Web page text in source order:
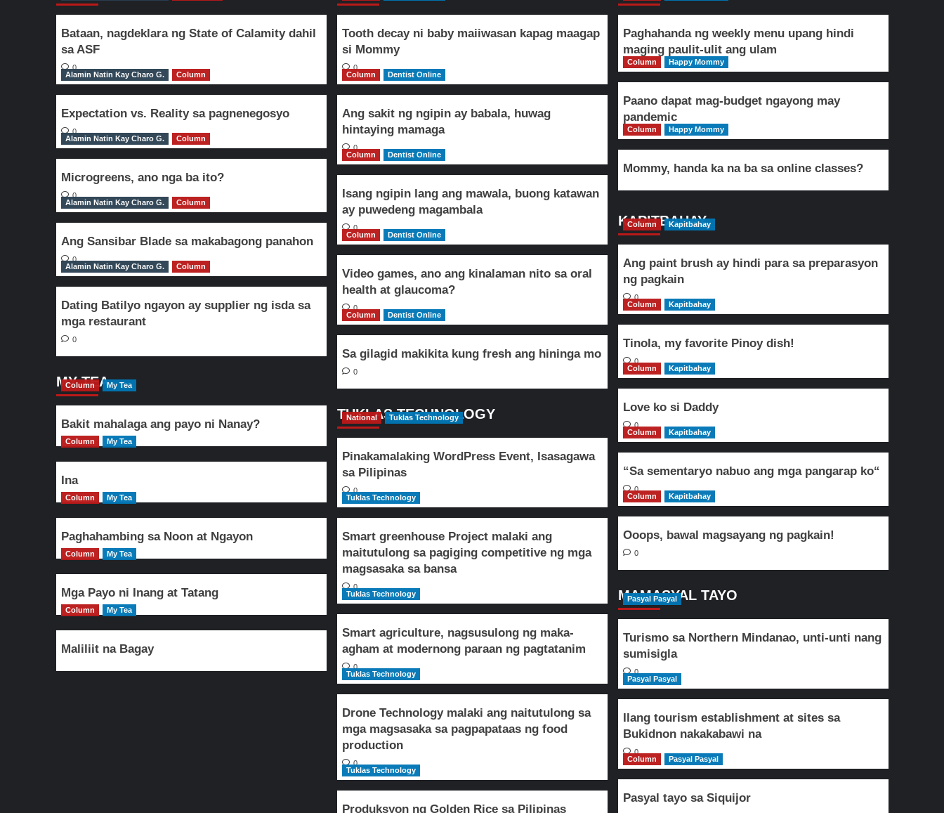
Bataan, nagdeklara ng State of Calamity dahil
sa ASF
0
Alamin Natin Kay Charo G.
Column
Expectation vs. Reality sa pagnenegosyo
0
Alamin Natin Kay Charo G.
Column
Microgreens, ano nga ba ito?
0
Alamin Natin Kay Charo G.
Column
Ang Sansibar Blade sa makabagong panahon
0
Alamin Natin Kay Charo G.
Column
Dating Batilyo ngayon ay supplier ng isda sa
mga restaurant
0
MY TEA
Column My Tea
Bakit mahalaga ang payo ni Nanay?
Column My Tea
Ina
Column My Tea
Paghahambing sa Noon at Ngayon
Column My Tea
Mga Payo ni Inang at Tatang
Column My Tea
Maliliit na Bagay
Tooth decay ni baby maiiwasan kapag maagap
si Mommy
0
Column
Dentist Online
Ang sakit ng ngipin ay babala, huwag
hintaying mamaga
0
Column
Dentist Online
Isang ngipin lang ang mawala, buong katawan
ay puwedeng magambala
0
Column
Dentist Online
Video games, ano ang kinalaman nito sa oral
health at glaucoma?
0
Column
Dentist Online
Sa gilagid makikita kung fresh ang hininga mo
0
TUKLAS TECHNOLOGY
National Tuklas Technology
Pinakamalaking WordPress Event, Isasagawa
sa Pilipinas
0
Tuklas Technology
Smart greenhouse Project malaki ang
maitutulong sa pagiging competitive ng mga
magsasaka sa bansa
0
Tuklas Technology
Smart agriculture, nagsusulong ng maka-
agham at modernong paraan ng pagtatanim
0
Tuklas Technology
Drone Technology malaki ang naitutulong sa
mga magsasaka sa pagpapataas ng food
production
0
Tuklas Technology
Produksyon ng Golden Rice sa Pilipinas
Paghahanda ng weekly menu upang hindi
maging paulit-ulit ang ulam
Column Happy Mommy
Paano dapat mag-budget ngayong may
pandemic
Column Happy Mommy
Mommy, handa ka na ba sa online classes?
KAPITBAHAY
Column Kapitbahay
Ang paint brush ay hindi para sa preparasyon
ng pagkain
0
Column
Kapitbahay
Tinola, my favorite Pinoy dish!
0
Column
Kapitbahay
Love ko si Daddy
0
Column
Kapitbahay
“Sa sementaryo nabuo ang mga pangarap ko“
0
Column
Kapitbahay
Ooops, bawal magsayang ng pagkain!
0
MAMASYAL TAYO
Pasyal Pasyal
Turismo sa Northern Mindanao, unti-unti nang
sumisigla
0
Pasyal Pasyal
Ilang tourism establishment at sites sa
Bukidnon nakakabawi na
0
Column
Pasyal Pasyal
Pasyal tayo sa Siquijor